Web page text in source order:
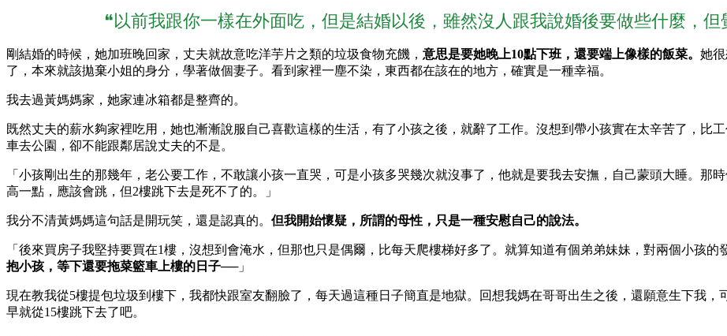
❝以前我跟你一樣在外面吃，但是結婚以後，雖然沒人跟我說婚後要做些什麼，
剛結婚的時候，她加班晚回家，丈夫就故意吃洋芋片之類的垃圾食物充饑， 意思是要她晚上10點下班，還要端上像樣的飯菜。 她
了，本來就該拋棄小姐的身分，學著做個妻子。看到家裡一塵不染，東西都在該在的地方，確實是一種幸福。
我去過黃媽媽家，她家連冰箱都是整齊的。
既然丈夫的薪水夠家裡吃用，她也漸漸說服自己喜歡這樣的生活，有了小孩之後，就辭了工作。沒想到帶小孩實在太辛苦了，比
車去公園，卻不能跟鄰居說丈夫的不是。
「小孩剛出生的那幾年，老公要工作，不敢讓小孩一直哭，可是小孩多哭幾次就沒事了，他就是要我去安撫，自己蒙頭大睡。那
高一點，應該會跳，但2樓跳下去是死不了的。」
我分不清黃媽媽這句話是開玩笑，還是認真的。 但我開始懷疑，所謂的母性，只是一種安慰自己的說法。
「後來買房子我堅持要買在1樓，沒想到會淹水，但那也只是偶爾，比每天爬樓梯好多了。就算知道有個弟弟妹妹，對兩個小孩的
抱小孩，等下還要拖菜籃車上樓的日子──」
現在教我從5樓提包垃圾到樓下，我都快跟室友翻臉了，每天過這種日子簡直是地獄。回想我媽在哥哥出生之後，還願意生下我
早就從15樓跳下去了吧。